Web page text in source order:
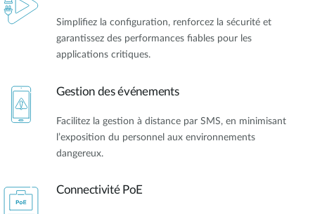
Simplifiez la configuration, renforcez la sécurité et
garantissez des performances fiables pour les
applications critiques.
Gestion des événements
Facilitez la gestion à distance par SMS, en minimisant
l’exposition du personnel aux environnements
dangereux.
Connectivité PoE